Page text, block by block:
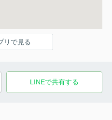
リで見る
LINEで共有する